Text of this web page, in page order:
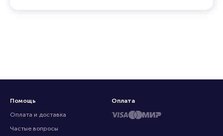
Помощь
Оплата и доставка
Частые вопросы
Оплата